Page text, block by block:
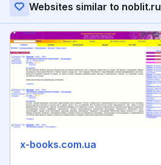
Websites similar to noblit.ru
x-books.com.ua